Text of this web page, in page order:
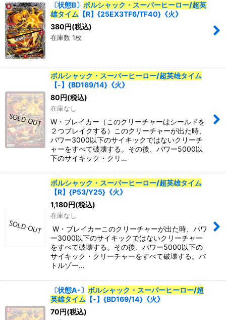
〔状態B〕 ボルシャック・スーパーヒーロー/超英
雄タイム 【R】{25EX3TF6/TF40}《火》
380 円(税込)
在庫数 1枚
ボルシャック・スーパーヒーロー/超英雄タイム
【-】{BD169/14}《火》
80 円(税込)
在庫なし
W・ブレイカー（このクリーチャーはシールドを
２つブレイクする）このクリーチャーが出た時、
パワー3000以下のサイキックではないクリーチ
ャーをすべて破壊する。その後、パワー5000以
下のサイキック・クリ…
ボルシャック・スーパーヒーロー/超英雄タイム
【R】{P53/Y25}《火》
1,180 円(税込)
在庫なし
W・ブレイカーこのクリーチャーが出た時、パワ
ー3000以下のサイキックではないクリーチャー
をすべて破壊する。その後、パワー5000以下の
サイキック・クリーチャーをすべて破壊する。バ
トルゾー…
〔状態A-〕 ボルシャック・スーパーヒーロー/超
英雄タイム 【-】{BD169/14}《火》
70 円(税込)